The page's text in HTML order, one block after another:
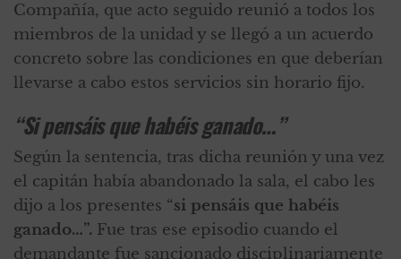
Compañía, que acto seguido reunió a todos los
miembros de la unidad y se llegó a un acuerdo
concreto sobre las condiciones en que deberían
llevarse a cabo estos servicios sin horario fijo.
“Si pensáis que habéis ganado…”
Según la sentencia, tras dicha reunión y una vez
el capitán había abandonado la sala, el cabo les
dijo a los presentes “si pensáis que habéis
ganado…”. Fue tras ese episodio cuando el
demandante fue sancionado disciplinariamente